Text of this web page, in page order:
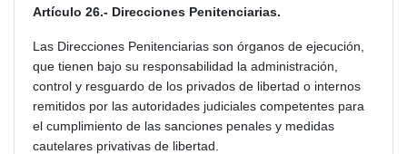
Artículo 26.- Direcciones Penitenciarias.
Las Direcciones Penitenciarias son órganos de ejecución,
que tienen bajo su responsabilidad la administración,
control y resguardo de los privados de libertad o internos
remitidos por las autoridades judiciales competentes para
el cumplimiento de las sanciones penales y medidas
cautelares privativas de libertad.